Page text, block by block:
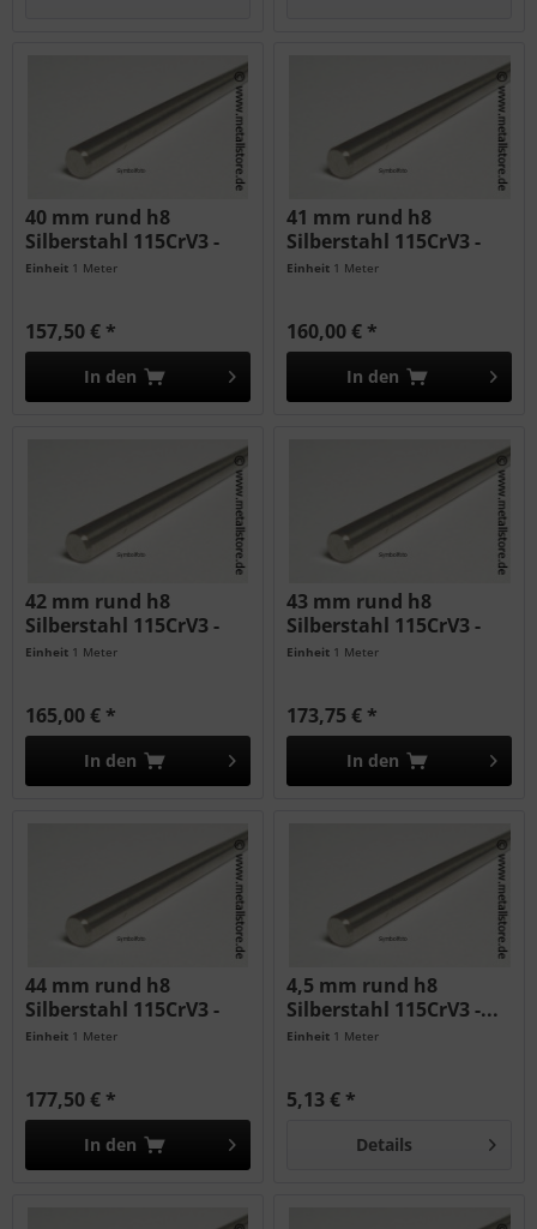
40 mm rund h8
Silberstahl 115CrV3 -
geschliffen...
Einheit 1 Meter
157,50 € *
In den
41 mm rund h8
Silberstahl 115CrV3 -
geschliffen...
Einheit 1 Meter
160,00 € *
In den
42 mm rund h8
Silberstahl 115CrV3 -
geschliffen...
Einheit 1 Meter
165,00 € *
In den
43 mm rund h8
Silberstahl 115CrV3 -
geschliffen...
Einheit 1 Meter
173,75 € *
In den
44 mm rund h8
Silberstahl 115CrV3 -
geschliffen...
Einheit 1 Meter
177,50 € *
In den
4,5 mm rund h8
Silberstahl 115CrV3 -...
Einheit 1 Meter
5,13 € *
Details